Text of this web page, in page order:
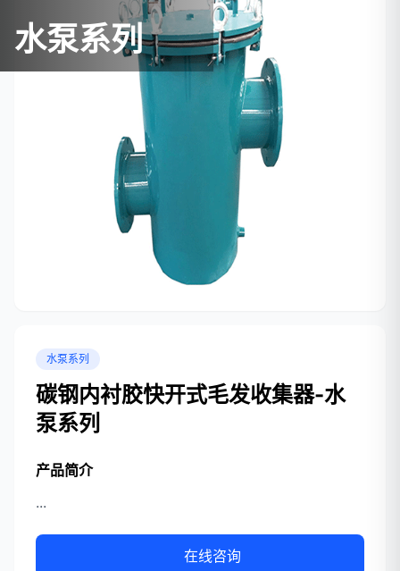
水泵系列
水泵系列
碳钢内衬胶快开式毛发收集器-水
泵系列
产品简介
...
在线咨询